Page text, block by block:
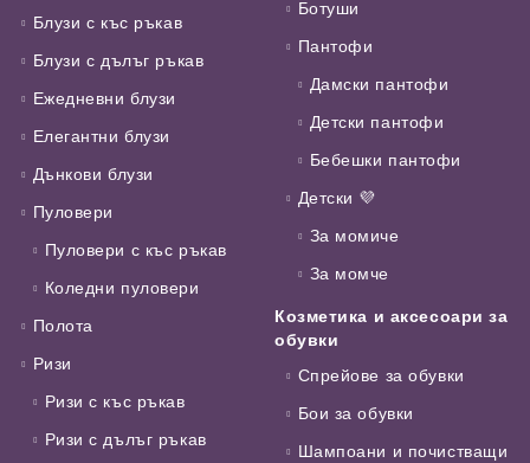
Блузи с къс ръкав
Блузи с дълъг ръкав
Ежедневни блузи
Елегантни блузи
Дънкови блузи
Пуловери
Пуловери с къс ръкав
Коледни пуловери
Полота
Ризи
Ризи с къс ръкав
Ризи с дълъг ръкав
Ботуши
Пантофи
Дамски пантофи
Детски пантофи
Бебешки пантофи
Детски 💜
За момиче
За момче
Козметика и аксесоари за
обувки
Спрейове за обувки
Бои за обувки
Шампоани и почистващи